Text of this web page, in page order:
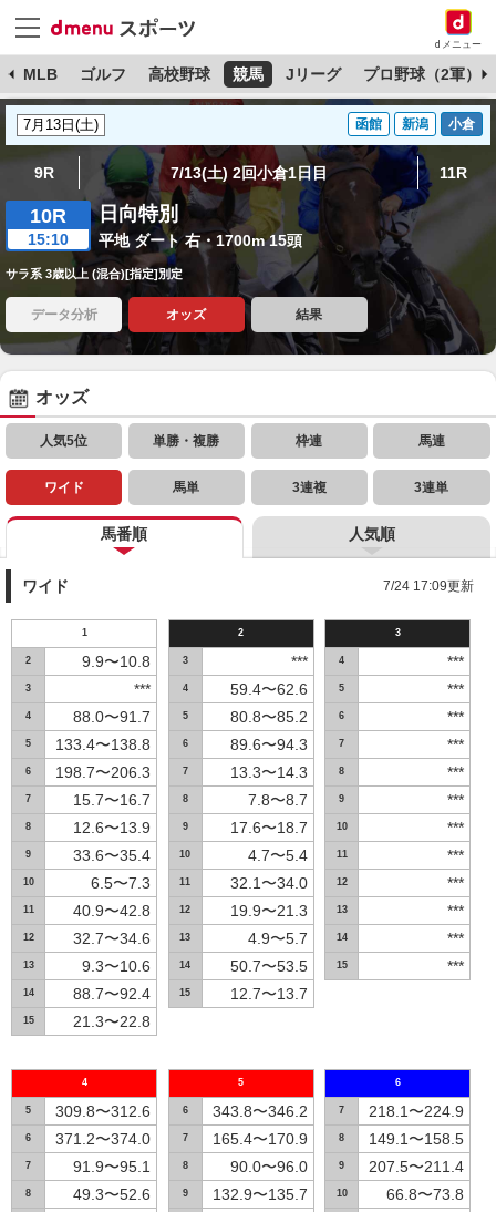
dメニュー
MLB ゴルフ 高校野球 競馬 Jリーグ プロ野球（2軍）
函館 新潟 小倉
9R 7/13(土) 2回小倉1日目 11R
10R
15:10
日向特別
平地 ダート 右・1700m 15頭
サラ系 3歳以上 (混合)[指定]別定
データ分析 オッズ 結果
オッズ
人気5位 単勝・複勝 枠連 馬連
ワイド 馬単 3連複 3連単
馬番順 人気順
ワイド 7/24 17:09更新
1
2 9.9〜10.8
3 ***
4 88.0〜91.7
5 133.4〜138.8
6 198.7〜206.3
7 15.7〜16.7
8 12.6〜13.9
9 33.6〜35.4
10 6.5〜7.3
11 40.9〜42.8
12 32.7〜34.6
13 9.3〜10.6
14 88.7〜92.4
15 21.3〜22.8
2
3 ***
4 59.4〜62.6
5 80.8〜85.2
6 89.6〜94.3
7 13.3〜14.3
8 7.8〜8.7
9 17.6〜18.7
10 4.7〜5.4
11 32.1〜34.0
12 19.9〜21.3
13 4.9〜5.7
14 50.7〜53.5
15 12.7〜13.7
3
4 ***
5 ***
6 ***
7 ***
8 ***
9 ***
10 ***
11 ***
12 ***
13 ***
14 ***
15 ***
4
5 309.8〜312.6
6 371.2〜374.0
7 91.9〜95.1
8 49.3〜52.6
5
6 343.8〜346.2
7 165.4〜170.9
8 90.0〜96.0
9 132.9〜135.7
6
7 218.1〜224.9
8 149.1〜158.5
9 207.5〜211.4
10 66.8〜73.8